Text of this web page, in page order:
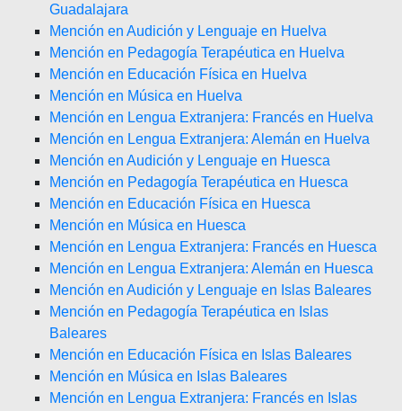
Guadalajara
Mención en Audición y Lenguaje en Huelva
Mención en Pedagogía Terapéutica en Huelva
Mención en Educación Física en Huelva
Mención en Música en Huelva
Mención en Lengua Extranjera: Francés en Huelva
Mención en Lengua Extranjera: Alemán en Huelva
Mención en Audición y Lenguaje en Huesca
Mención en Pedagogía Terapéutica en Huesca
Mención en Educación Física en Huesca
Mención en Música en Huesca
Mención en Lengua Extranjera: Francés en Huesca
Mención en Lengua Extranjera: Alemán en Huesca
Mención en Audición y Lenguaje en Islas Baleares
Mención en Pedagogía Terapéutica en Islas
Baleares
Mención en Educación Física en Islas Baleares
Mención en Música en Islas Baleares
Mención en Lengua Extranjera: Francés en Islas